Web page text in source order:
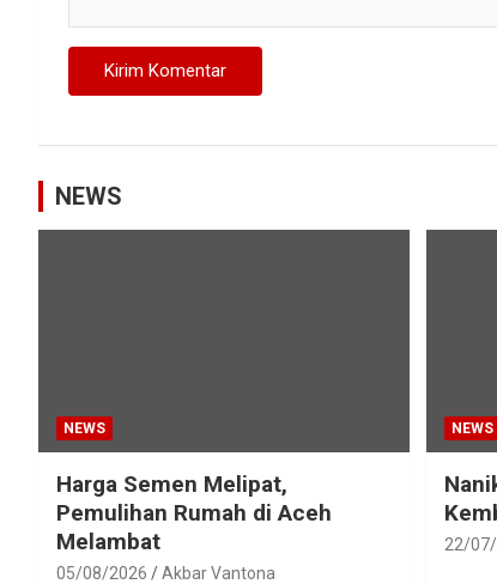
NEWS
NEWS
Harga Semen Melipat,
Pemulihan Rumah di Aceh
Melambat
05/08/2026 Akbar Vantona
NEWS
22/